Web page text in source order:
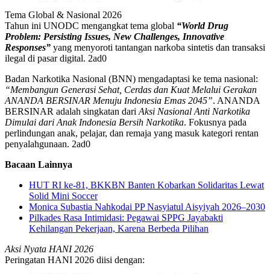
Tema Global & Nasional 2026
Tahun ini UNODC mengangkat tema global “World Drug
Problem: Persisting Issues, New Challenges, Innovative
Responses” yang menyoroti tantangan narkoba sintetis dan transaksi
ilegal di pasar digital. 2ad0
Badan Narkotika Nasional (BNN) mengadaptasi ke tema nasional:
“Membangun Generasi Sehat, Cerdas dan Kuat Melalui Gerakan
ANANDA BERSINAR Menuju Indonesia Emas 2045”. ANANDA
BERSINAR adalah singkatan dari Aksi Nasional Anti Narkotika
Dimulai dari Anak Indonesia Bersih Narkotika. Fokusnya pada
perlindungan anak, pelajar, dan remaja yang masuk kategori rentan
penyalahgunaan. 2ad0
Bacaan Lainnya
HUT RI ke-81, BKKBN Banten Kobarkan Solidaritas Lewat
Solid Mini Soccer
Monica Subastia Nahkodai PP Nasyiatul Aisyiyah 2026–2030
Pilkades Rasa Intimidasi: Pegawai SPPG Jayabakti
Kehilangan Pekerjaan, Karena Berbeda Pilihan
Aksi Nyata HANI 2026
Peringatan HANI 2026 diisi dengan: